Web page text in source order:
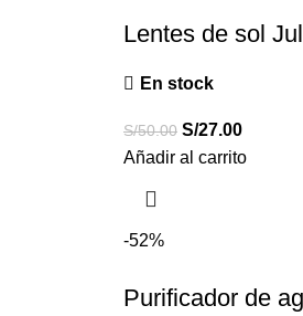
Lentes de sol
En stock
S/50.00 S/27.00
Añadir al carrito
-52%
Purificador de